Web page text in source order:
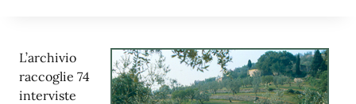
L’archivio
raccoglie 74
interviste